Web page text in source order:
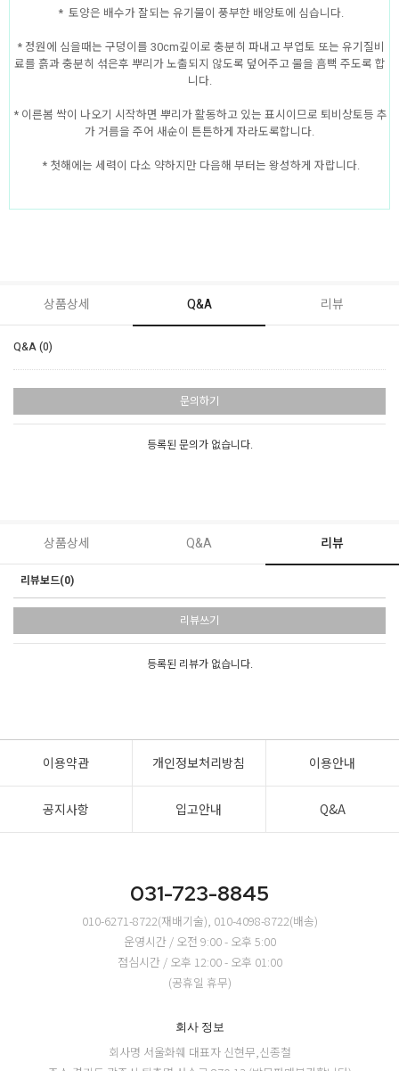
* 토양은 배수가 잘되는 유기물이 풍부한 배양토에 심습니다.
* 정원에 심을때는 구덩이를 30cm깊이로 충분히 파내고 부엽토 또는 유기질비
료를 흙과 충분히 섞은후 뿌리가 노출되지 않도록 덮어주고 물을 흠뻑 주도록 합
니다.
* 이른봄 싹이 나오기 시작하면 뿌리가 활동하고 있는 표시이므로 퇴비상토등 추
가 거름을 주어 새순이 튼튼하게 자라도록합니다.
* 첫해에는 세력이 다소 약하지만 다음해 부터는 왕성하게 자랍니다.
상품상세 Q&A 리뷰
Q&A (0)
문의하기
등록된 문의가 없습니다.
상품상세 Q&A 리뷰
리뷰보드(0)
리뷰쓰기
등록된 리뷰가 없습니다.
이용약관 개인정보처리방침 이용안내
공지사항 입고안내 Q&A
031-723-8845
010-6271-8722(재배기술), 010-4098-8722(배송)
운영시간 / 오전 9:00 - 오후 5:00
점심시간 / 오후 12:00 - 오후 01:00
(공휴일 휴무)
회사 정보
회사명 서울화훼 대표자 신현무,신종철